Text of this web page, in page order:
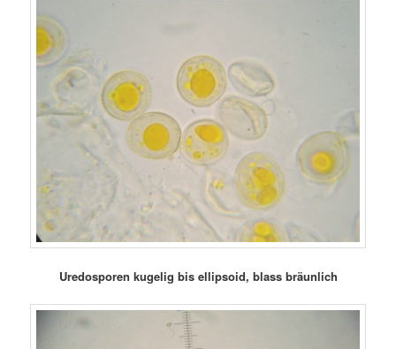
Uredosporen kugelig bis ellipsoid, blass bräunlich